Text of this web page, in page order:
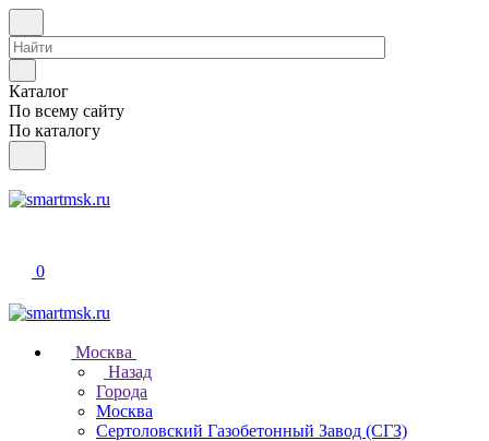
Каталог
По всему сайту
По каталогу
0
Москва
Назад
Города
Москва
Сертоловский Газобетонный Завод (СГЗ)